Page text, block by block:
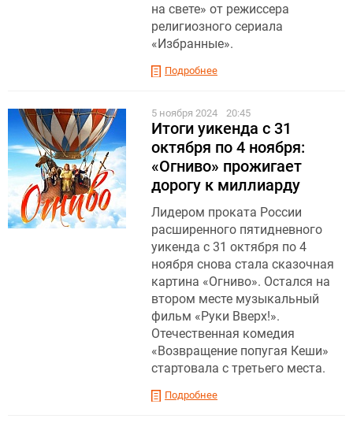
на свете» от режиссера
религиозного сериала
«Избранные».
Подробнее
5 ноября 2024 20:45
Итоги уикенда с 31
октября по 4 ноября:
«Огниво» прожигает
дорогу к миллиарду
Лидером проката России
расширенного пятидневного
уикенда с 31 октября по 4
ноября снова стала сказочная
картина «Огниво». Остался на
втором месте музыкальный
фильм «Руки Вверх!».
Отечественная комедия
«Возвращение попугая Кеши»
стартовала с третьего места.
Подробнее